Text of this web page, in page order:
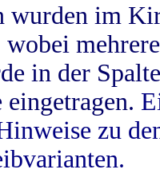
wurden im
in der
eingetragen.
zu